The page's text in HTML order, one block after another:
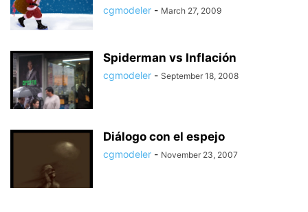
cgmodeler - March 27, 2009
Spiderman vs Inflación
cgmodeler - September 18, 2008
Diálogo con el espejo
cgmodeler - November 23, 2007